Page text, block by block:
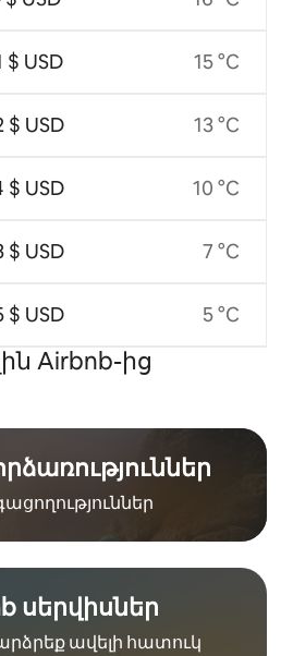
$ USD
$ USD
$ USD
$ USD
$ USD
15 °C
13 °C
10 °C
7 °C
5 °C
Airbnb-ից
սերվիսներ
ավելի հատուկ